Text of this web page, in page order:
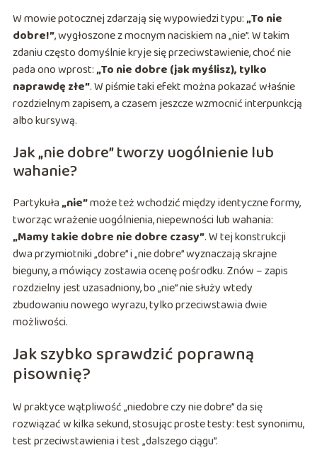
W mowie potocznej zdarzają się wypowiedzi typu:„To nie
dobre!”, wygłoszone z mocnym naciskiem na „nie”. W takim
zdaniu często domyślnie kryje się przeciwstawienie, choć nie
pada ono wprost:„To nie dobre (jak myślisz), tylko
naprawdę złe”. W piśmie taki efekt można pokazać właśnie
rozdzielnym zapisem, a czasem jeszcze wzmocnić interpunkcją
albo kursywą.
Jak „nie dobre” tworzy uogólnienie lub
wahanie?
Partykuła„nie”może też wchodzić między identyczne formy,
tworząc wrażenie uogólnienia, niepewności lub wahania:
„Mamy takie dobre nie dobre czasy”. W tej konstrukcji
dwa przymiotniki „dobre” i „nie dobre” wyznaczają skrajne
bieguny, a mówiący zostawia ocenę pośrodku. Znów – zapis
rozdzielny jest uzasadniony, bo „nie” nie służy wtedy
zbudowaniu nowego wyrazu, tylko przeciwstawia dwie
możliwości.
Jak szybko sprawdzić poprawną
pisownię?
W praktyce wątpliwość „niedobre czy nie dobre” da się
rozwiązać w kilka sekund, stosując proste testy: test synonimu,
test przeciwstawienia i test „dalszego ciągu”.